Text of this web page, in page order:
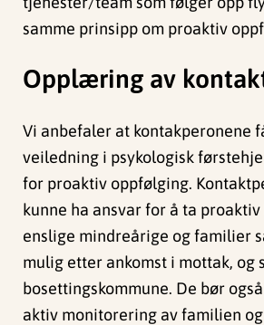
samme prinsipp om proaktiv
Opplæring av
Vi anbefaler at kontakperonene
veiledning i psykologisk
for proaktiv oppfølging.
kunne ha ansvar for å ta
enslige mindreårige og familier
mulig etter ankomst i mottak, og
bosettingskommune. De bør
aktiv monitorering av familien